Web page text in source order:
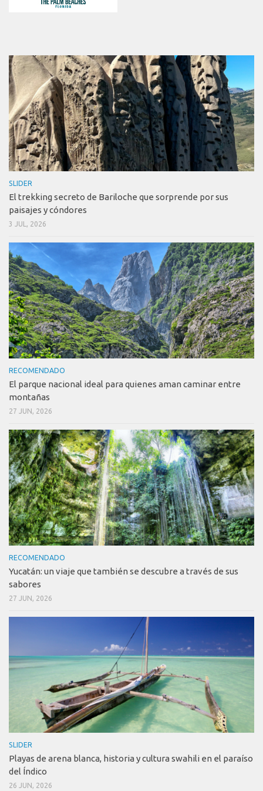
SLIDER
El trekking secreto de Bariloche que sorprende por sus
paisajes y cóndores
3 JUL, 2026
RECOMENDADO
El parque nacional ideal para quienes aman caminar entre
montañas
27 JUN, 2026
RECOMENDADO
Yucatán: un viaje que también se descubre a través de sus
sabores
27 JUN, 2026
SLIDER
Playas de arena blanca, historia y cultura swahili en el paraíso
del Índico
26 JUN, 2026